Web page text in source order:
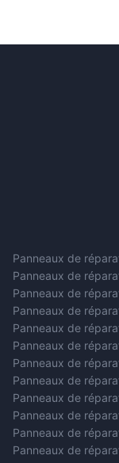
Panneaux de
Panneaux de
Panneaux de
Panneaux de
Panneaux de
Panneaux de
Panneaux de
Panneaux de
Panneaux de
Panneaux de
Panneaux de
Panneaux de